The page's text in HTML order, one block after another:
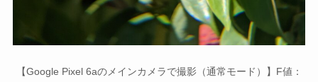
【Google Pixel 6aのメインカメラで撮影（通常モード）】F値：